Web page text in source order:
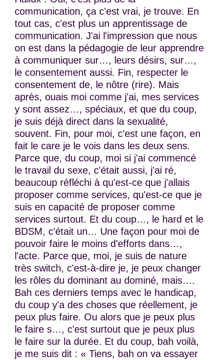
communication, ça c'est vrai, je trouve. En
tout cas, c'est plus un apprentissage de
communication. J'ai l'impression que nous
on est dans la pédagogie de leur apprendre
à communiquer sur…, leurs désirs, sur…,
le consentement aussi. Fin, respecter le
consentement de, le nôtre (rire). Mais
après, ouais moi comme j'ai, mes services
y sont assez…, spéciaux, et que du coup,
je suis déjà direct dans la sexualité,
souvent. Fin, pour moi, c'est une façon, en
fait le care je le vois dans les deux sens.
Parce que, du coup, moi si j'ai commencé
le travail du sexe, c'était aussi, j'ai ré,
beaucoup réfléchi à qu'est-ce que j'allais
proposer comme services, qu'est-ce que je
suis en capacité de proposer comme
services surtout. Et du coup…, le hard et le
BDSM, c'était un… Une façon pour moi de
pouvoir faire le moins d'efforts dans…,
l'acte. Parce que, moi, je suis de nature
très switch, c'est-à-dire je, je peux changer
les rôles du dominant au dominé, mais….
Bah ces derniers temps avec le handicap,
du coup y'a des choses que réellement, je
peux plus faire. Ou alors que je peux plus
le faire s…, c'est surtout que je peux plus
le faire sur la durée. Et du coup, bah voilà,
je me suis dit : « Tiens, bah on va essayer